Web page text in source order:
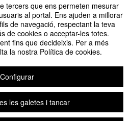
tercers que ens permeten mesurar
al portal. Ens ajuden a millorar
de navegació, respectant la teva
de cookies o acceptar-les totes.
fins que decideixis. Per a més
la nostra Política de cookies.
Configurar
les galetes i tancar
Contacte
10
per Departament de Comunicació